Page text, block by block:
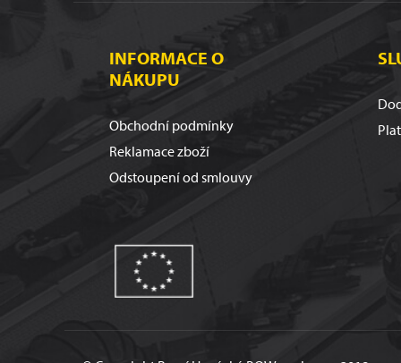
INFORMACE O
NÁKUPU
Obchodní podmínky
Reklamace zboží
Odstoupení od smlouvy